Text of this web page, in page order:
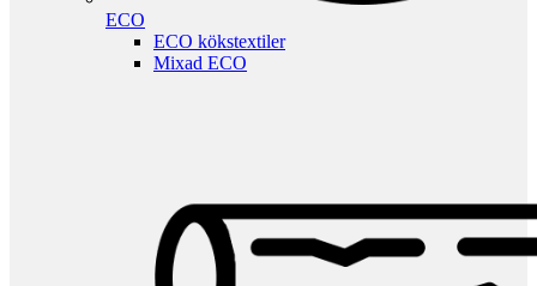
ECO
ECO kökstextiler
Mixad ECO